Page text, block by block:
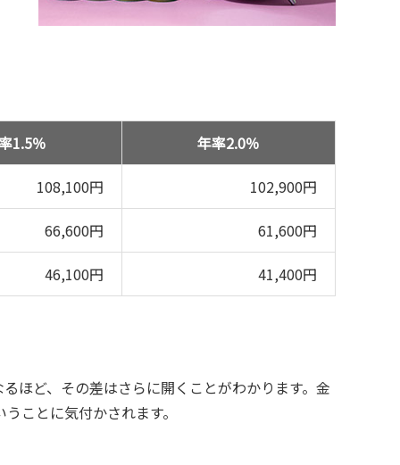
1.5％ 年率2.0％
108,100円 102,900円
66,600円 61,600円
46,100円 41,400円
ほど、その差はさらに開くことがわかります。金
ことに気付かされます。